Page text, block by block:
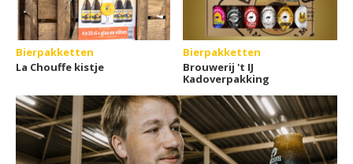
Bierpakketten
La Chouffe kistje
Bierpakketten
Brouwerij 't IJ
Kadoverpakking